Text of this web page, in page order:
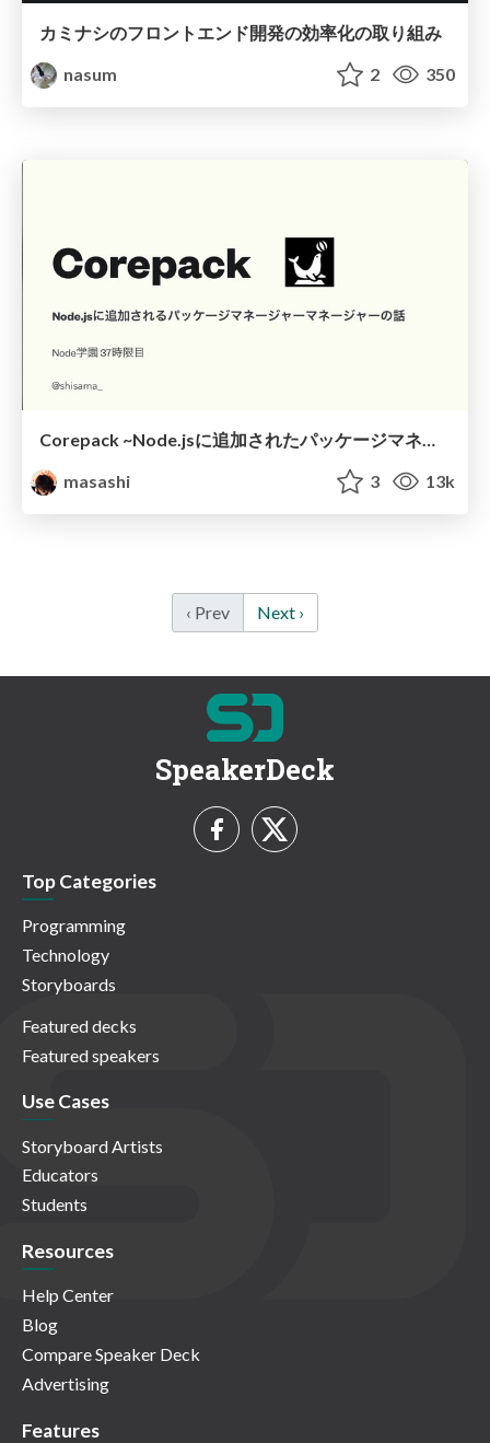
カミナシのフロントエンド開発の効率化の取り組み
nasum
2 350
Corepack ~Node.jsに追加されたパッケージマネージャーマネージャー~ / #tng37
masashi
3 13k
‹ Prev Next ›
SpeakerDeck
Top Categories
Programming
Technology
Storyboards
Featured decks
Featured speakers
Use Cases
Storyboard Artists
Educators
Students
Resources
Help Center
Blog
Compare Speaker Deck
Advertising
Features